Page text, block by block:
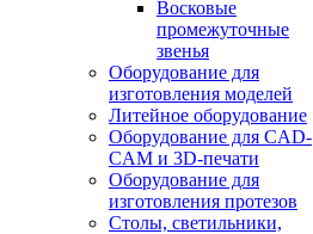
Восковые
промежуточные
звенья
Оборудование для
изготовления моделей
Литейное оборудование
Оборудование для CAD-
CAM и 3D-печати
Оборудование для
изготовления протезов
Cтолы, светильники,